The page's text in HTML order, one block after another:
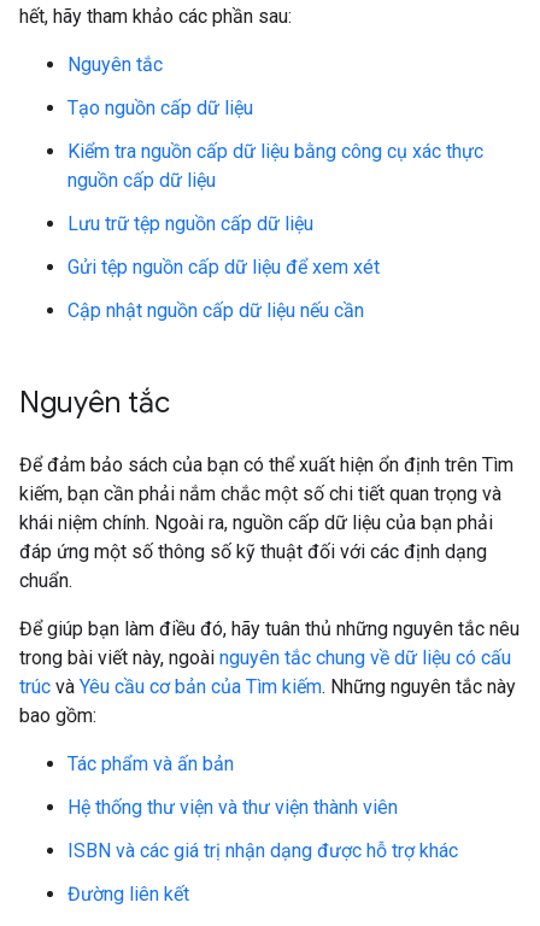
hết, hãy tham khảo các phần sau:
Nguyên tắc
Tạo nguồn cấp dữ liệu
Kiểm tra nguồn cấp dữ liệu bằng công cụ xác thực
nguồn cấp dữ liệu
Lưu trữ tệp nguồn cấp dữ liệu
Gửi tệp nguồn cấp dữ liệu để xem xét
Cập nhật nguồn cấp dữ liệu nếu cần
Nguyên tắc
Để đảm bảo sách của bạn có thể xuất hiện ổn định trên Tìm
kiếm, bạn cần phải nắm chắc một số chi tiết quan trọng và
khái niệm chính. Ngoài ra, nguồn cấp dữ liệu của bạn phải
đáp ứng một số thông số kỹ thuật đối với các định dạng
chuẩn.
Để giúp bạn làm điều đó, hãy tuân thủ những nguyên tắc nêu
trong bài viết này, ngoài nguyên tắc chung về dữ liệu có cấu
trúc và Yêu cầu cơ bản của Tìm kiếm. Những nguyên tắc này
bao gồm:
Tác phẩm và ấn bản
Hệ thống thư viện và thư viện thành viên
ISBN và các giá trị nhận dạng được hỗ trợ khác
Đường liên kết